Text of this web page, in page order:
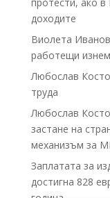
протести, ако
доходите
Виолета
работещи
Любослав
труда
Любослав
застане на
механизъм за
Заплатата за
достигна 828